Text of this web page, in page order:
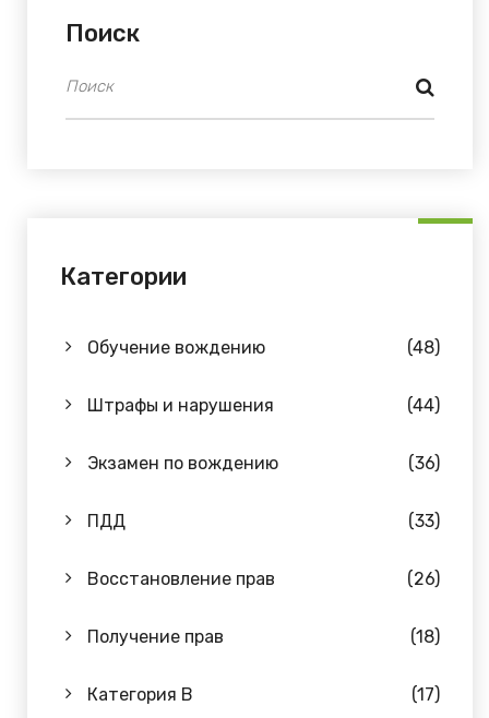
Поиск
Категории
Обучение вождению (48)
Штрафы и нарушения (44)
Экзамен по вождению (36)
ПДД (33)
Восстановление прав (26)
Получение прав (18)
Категория B (17)